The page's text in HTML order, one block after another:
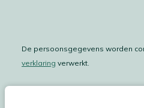
De persoonsgegevens worden
verklaring verwerkt.